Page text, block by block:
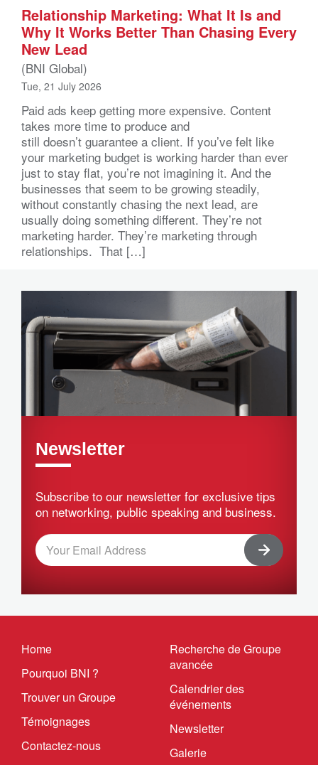
Relationship Marketing: What It Is and
Why It Works Better Than Chasing Every
New Lead
(BNI Global)
Tue, 21 July 2026
Paid ads keep getting more expensive. Content
takes more time to produce and
still doesn’t guarantee a client. If you’ve felt like
your marketing budget is working harder than ever
just to stay flat, you’re not imagining it. And the
businesses that seem to be growing steadily,
without constantly chasing the next lead, are
usually doing something different. They’re not
marketing harder. They’re marketing through
relationships. That […]
Newsletter
Subscribe to our newsletter for exclusive tips
on networking, public speaking and business.
Home
Pourquoi BNI ?
Trouver un Groupe
Témoignages
Contactez-nous
Recherche de Groupe
avancée
Calendrier des
événements
Newsletter
Galerie